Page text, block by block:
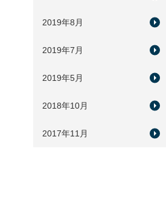
2019年8月
2019年7月
2019年5月
2018年10月
2017年11月